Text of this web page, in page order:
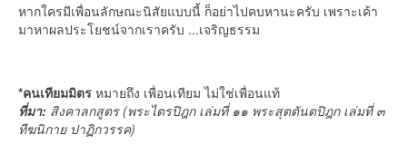
หากใครมีเพื่อนลักษณะนิสัยแบบนี้ ก็อย่าไปคบหานะครับ เพราะเค้า
มาหาผลประโยชน์จากเราครับ ...เจริญธรรม
*คนเทียมมิตร หมายถึง เพื่อนเทียม ไม่ใช่เพื่อนแท้
ที่มา: สิงคาลกสูตร (พระไตรปิฎก เล่มที่ ๑๑ พระสุตตันตปิฎก เล่มที่ ๓
ทีฆนิกาย ปาฏิกวรรค)